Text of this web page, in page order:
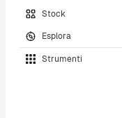
Stock
Esplora
Strumenti